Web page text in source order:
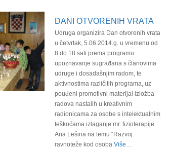
DANI OTVORENIH VRATA
Udruga organizira Dan otvorenih vrata
u četvrtak, 5.06.2014.g. u vremenu od
8 do 18 sati prema programu:
upoznavanje sugrađana s članovima
udruge i dosadašnjim radom, te
aktivnostima različitih programa, uz
pouđeni promotivni materijal izložba
radova nastalih u kreativnim
radionicama za osobe s intelektualnim
teškoćama izlaganje mr. fizioterapije
Ana Lešina na temu “Razvoj
ravnoteže kod osobaViše…